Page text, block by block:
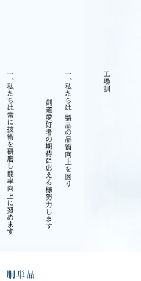
胴単品